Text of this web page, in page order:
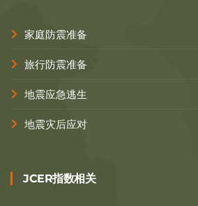
家庭防震准备
旅行防震准备
地震应急逃生
地震灾后应对
JCER指数相关